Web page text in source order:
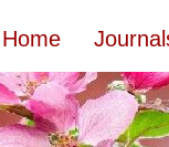
Home